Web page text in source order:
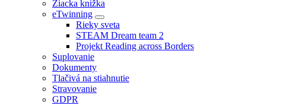
Žiacka knižka
eTwinning
Rieky sveta
STEAM Dream team 2
Projekt Reading across Borders
Suplovanie
Dokumenty
Tlačivá na stiahnutie
Stravovanie
GDPR